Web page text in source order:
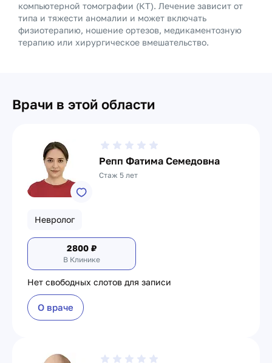
компьютерной томографии (КТ). Лечение зависит от
типа и тяжести аномалии и может включать
физиотерапию, ношение ортезов, медикаментозную
терапию или хирургическое вмешательство.
Врачи в этой области
Репп Фатима Семедовна
Стаж 5 лет
Невролог
2800 ₽
В Клинике
Нет свободных слотов для записи
О враче